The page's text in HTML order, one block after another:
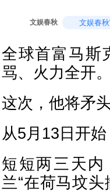
文娱春秋 文娱春
全球首富马斯
骂、火力全开。
这次，他将矛
从5月13日开
短短两三天
兰“在荷马坟头